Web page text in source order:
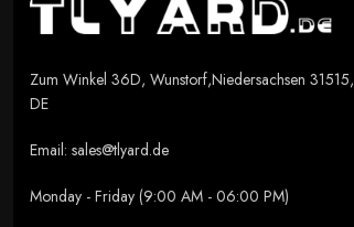
Zum Winkel 36D, Wunstorf,Niedersachsen 31515,
DE
Email: sales@tlyard.de
Monday - Friday (9:00 AM - 06:00 PM)